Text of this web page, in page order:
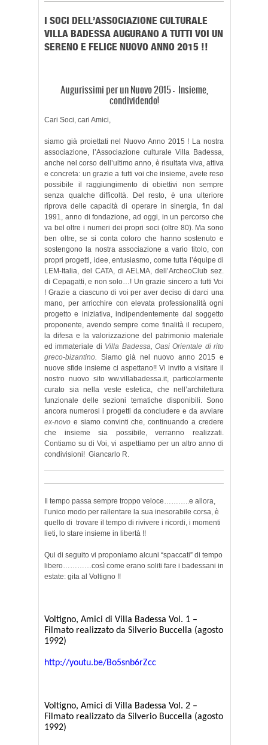
I SOCI DELL’ASSOCIAZIONE CULTURALE
VILLA BADESSA AUGURANO A TUTTI VOI UN
SERENO E FELICE NUOVO ANNO 2015 !!
Augurissimi per un Nuovo 2015 – Insieme,
condividendo!
Cari Soci, cari Amici,
siamo già proiettati nel Nuovo Anno 2015 ! La nostra
associazione, l’Associazione culturale Villa Badessa,
anche nel corso dell’ultimo anno, è risultata viva, attiva
e concreta: un grazie a tutti voi che insieme, avete reso
possibile il raggiungimento di obiettivi non sempre
senza qualche difficoltà. Del resto, è una ulteriore
riprova delle capacità di operare in sinergia, fin dal
1991, anno di fondazione, ad oggi, in un percorso che
va bel oltre i numeri dei propri soci (oltre 80). Ma sono
ben oltre, se si conta coloro che hanno sostenuto e
sostengono la nostra associazione a vario titolo, con
propri progetti, idee, entusiasmo, come tutta l’équipe di
LEM-Italia, del CATA, di AELMA, dell’ArcheoClub sez.
di Cepagatti, e non solo…! Un grazie sincero a tutti Voi
! Grazie a ciascuno di voi per aver deciso di darci una
mano, per arricchire con elevata professionalità ogni
progetto e iniziativa, indipendentemente dal soggetto
proponente, avendo sempre come finalità il recupero,
la difesa e la valorizzazione del patrimonio materiale
ed immateriale di Villa Badessa, Oasi Orientale di rito
greco-bizantino. Siamo già nel nuovo anno 2015 e
nuove sfide insieme ci aspettano!! Vi invito a visitare il
nostro nuovo sito ww.villabadessa.it, particolarmente
curato sia nella veste estetica, che nell’architettura
funzionale delle sezioni tematiche disponibili. Sono
ancora numerosi i progetti da concludere e da avviare
ex-novo e siamo convinti che, continuando a credere
che insieme sia possibile, verranno realizzati.
Contiamo su di Voi, vi aspettiamo per un altro anno di
condivisioni! Giancarlo R.
Il tempo passa sempre troppo veloce………..e allora,
l’unico modo per rallentare la sua inesorabile corsa, è
quello di trovare il tempo di rivivere i ricordi, i momenti
lieti, lo stare insieme in libertà !!
Qui di seguito vi proponiamo alcuni “spaccati” di tempo
libero…………così come erano soliti fare i badessani in
estate: gita al Voltigno !!
Voltigno, Amici di Villa Badessa Vol. 1 –
Filmato realizzato da Silverio Buccella (agosto
1992)
http://youtu.be/Bo5snb6rZcc
Voltigno, Amici di Villa Badessa Vol. 2 –
Filmato realizzato da Silverio Buccella (agosto
1992)